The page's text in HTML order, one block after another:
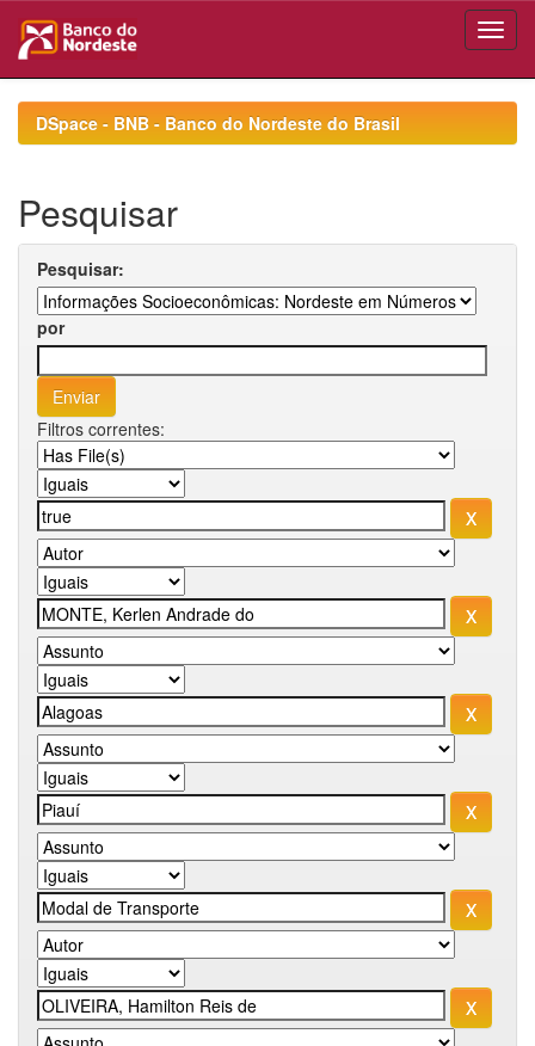
navigationDSpace - BNB - Banco do Nordeste do Brasil
Pesquisar
Pesquisar:
por
Filtros correntes: